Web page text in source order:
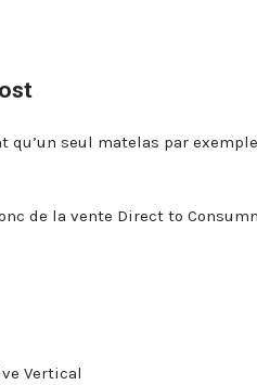
qu’un seul matelas par
de la vente Direct to
Vertical